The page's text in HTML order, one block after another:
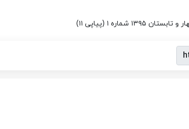
۱ (پیاپی ۱۱)